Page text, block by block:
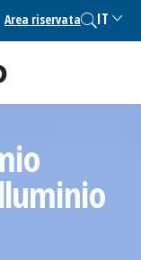
Area riservata IT